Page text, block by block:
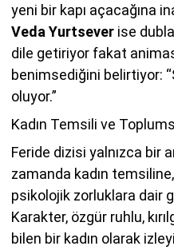
yeni bir kapı açacağına
Veda Yurtsever ise
dile getiriyor fakat
benimsediğini belirtiyor:
oluyor.”
Kadın Temsili ve
Feride dizisi yalnızca bir
zamanda kadın
psikolojik zorluklara dair
Karakter, özgür ruhlu,
bilen bir kadın olarak